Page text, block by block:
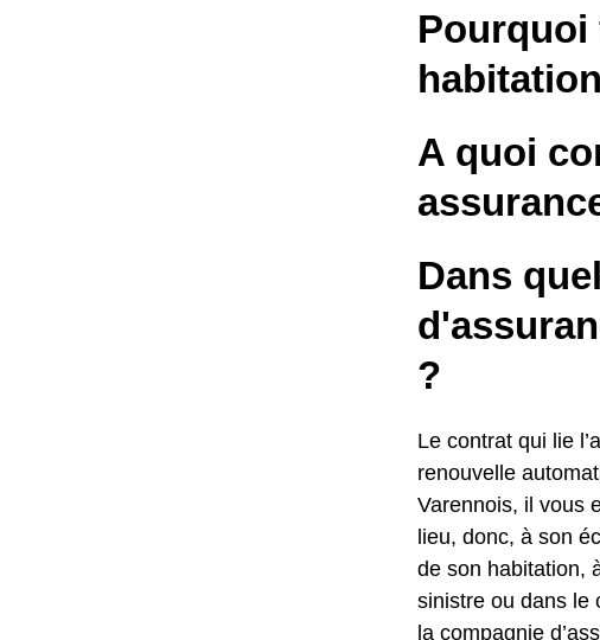
Pourquoi
A quoi
Dans
?
Le contrat qui lie
renouvelle
Varennois, il vous
lieu, donc, à son
de son habitation,
sinistre ou dans le
la compagnie